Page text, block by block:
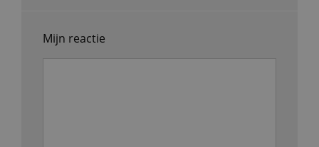
Mijn reactie